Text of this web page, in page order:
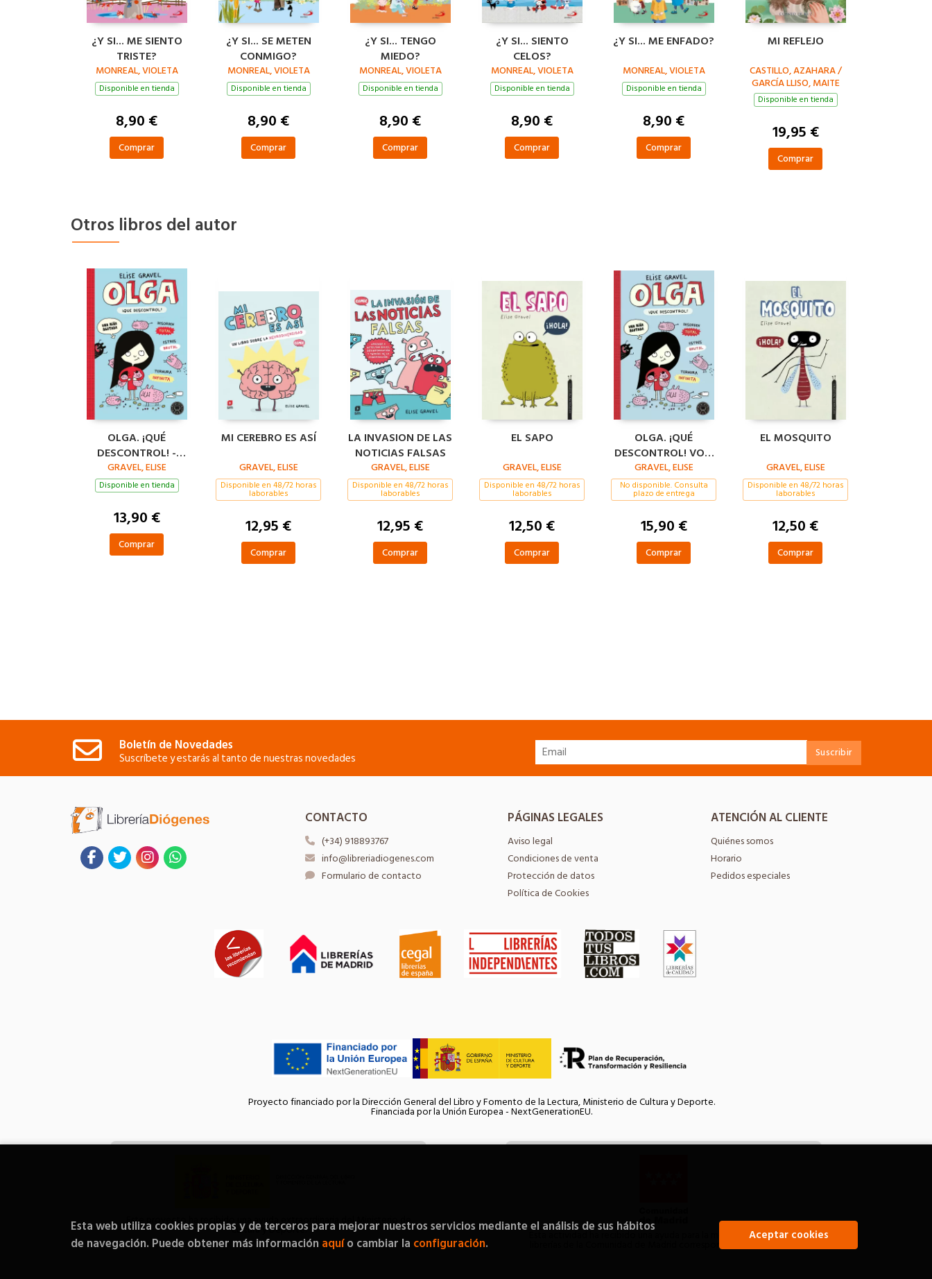
¿Y SI... ME SIENTO
TRISTE?
MONREAL, VIOLETA
Disponible en tienda
8,90 €
Comprar
¿Y SI... SE METEN
CONMIGO?
MONREAL, VIOLETA
Disponible en tienda
8,90 €
Comprar
¿Y SI... TENGO
MIEDO?
MONREAL, VIOLETA
Disponible en tienda
8,90 €
Comprar
¿Y SI... SIENTO
CELOS?
MONREAL, VIOLETA
Disponible en tienda
8,90 €
Comprar
¿Y SI... ME ENFADO?
MONREAL, VIOLETA
Disponible en tienda
8,90 €
Comprar
MI REFLEJO
CASTILLO, AZAHARA /
GARCÍA LLISO, MAITE
Disponible en tienda
19,95 €
Comprar
Otros libros del autor
OLGA. ¡QUÉ
DESCONTROL! -
NUEVA EDICIÓN.
GRAVEL, ELISE
Disponible en tienda
13,90 €
Comprar
MI CEREBRO ES ASÍ
GRAVEL, ELISE
Disponible en 48/72 horas
laborables
12,95 €
Comprar
LA INVASION DE LAS
NOTICIAS FALSAS
GRAVEL, ELISE
Disponible en 48/72 horas
laborables
12,95 €
Comprar
EL SAPO
GRAVEL, ELISE
Disponible en 48/72 horas
laborables
12,50 €
Comprar
OLGA. ¡QUÉ
DESCONTROL! VOL.
III
GRAVEL, ELISE
No disponible. Consulta
plazo de entrega
15,90 €
Comprar
EL MOSQUITO
GRAVEL, ELISE
Disponible en 48/72 horas
laborables
12,50 €
Comprar
Boletín de Novedades
Suscríbete y estarás al tanto de nuestras novedades
CONTACTO
(+34) 918893767
info@libreriadiogenes.com
Formulario de contacto
PÁGINAS LEGALES
Aviso legal
Condiciones de venta
Protección de datos
Política de Cookies
ATENCIÓN AL CLIENTE
Quiénes somos
Horario
Pedidos especiales
Proyecto financiado por la Dirección General del Libro y Fomento de la Lectura, Ministerio de Cultura y Deporte.
Financiada por la Unión Europea - NextGenerationEU.
Este proyecto ha recibido una ayuda extraordinaria del Ministerio de
Cultura y Deporte. Esta actividad ha recibido una ayuda para la modernización de las
librerías de la Comunidad de Madrid correspondiente al año 2021.
Esta web utiliza cookies propias y de terceros para mejorar nuestros servicios mediante el análisis de sus hábitos
de navegación. Puede obtener más información aquío cambiar la configuración. Aceptar cookies